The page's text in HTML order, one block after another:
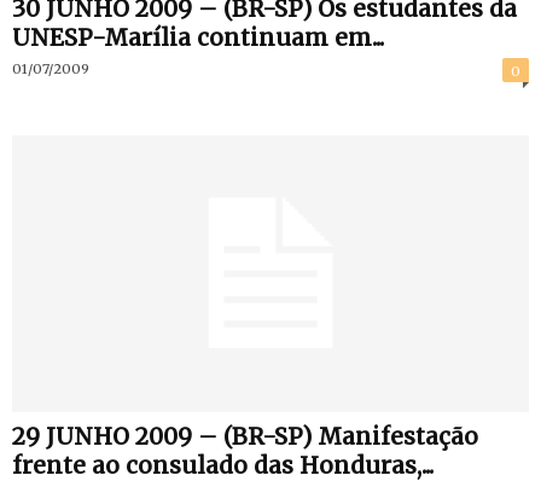
30 JUNHO 2009 – (BR-SP) Os estudantes da
UNESP-Marília continuam em...
01/07/2009 0
29 JUNHO 2009 – (BR-SP) Manifestação
frente ao consulado das Honduras,...